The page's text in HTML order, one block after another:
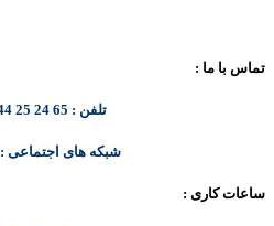
تماس با ما :
تلفن : 65 24 25 44 (021)
شبکه های اجتماعی : nivadco@
ساعات کاری :